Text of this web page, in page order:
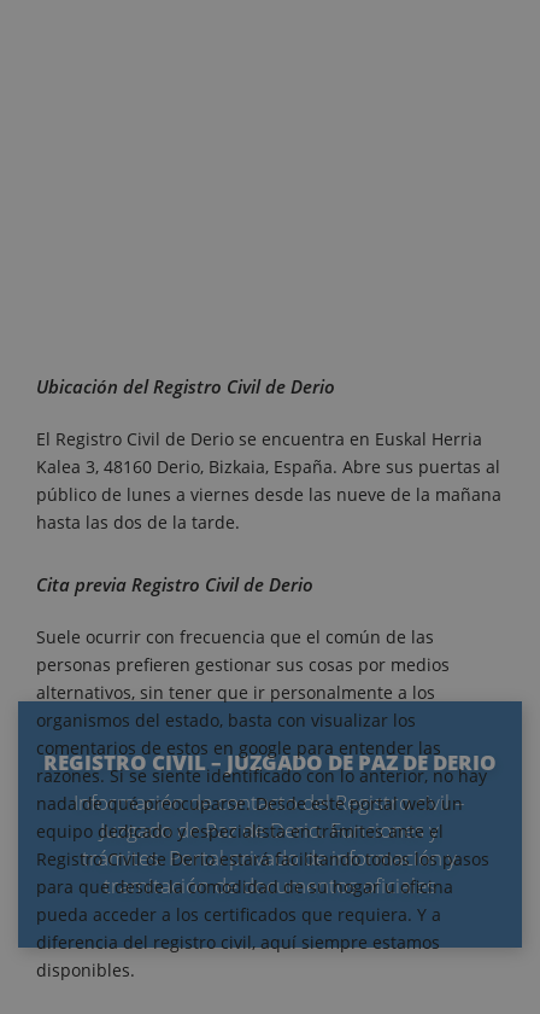
REGISTRO CIVIL – JUZGADO DE PAZ DE DERIO
Información de contacto del Registro civil –
Juzgado de Paz de Derio. Funciones y
trámites. Portal privado de información y
tramitación de documentos oficiales
Ubicación del Registro Civil de Derio
El Registro Civil de Derio se encuentra en Euskal Herria
Kalea 3, 48160 Derio, Bizkaia, España. Abre sus puertas al
público de lunes a viernes desde las nueve de la mañana
hasta las dos de la tarde.
Cita previa Registro Civil de Derio
Suele ocurrir con frecuencia que el común de las
personas prefieren gestionar sus cosas por medios
alternativos, sin tener que ir personalmente a los
organismos del estado, basta con visualizar los
comentarios de estos en google para entender las
razones. Si se siente identificado con lo anterior, no hay
nada de qué preocuparse. Desde este portal web un
equipo dedicado y especialista en trámites ante el
Registro Civil de Derio estará facilitando todos los pasos
para que desde la comodidad de su hogar u oficina
pueda acceder a los certificados que requiera. Y a
diferencia del registro civil, aquí siempre estamos
disponibles.